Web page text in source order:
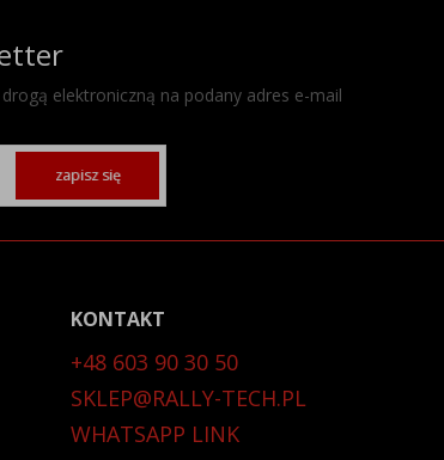
elektroniczną na podany adres e-mail
zapisz się
KONTAKT
+48 603 90 30 50
SKLEP@RALLY-TECH.PL
WHATSAPP LINK